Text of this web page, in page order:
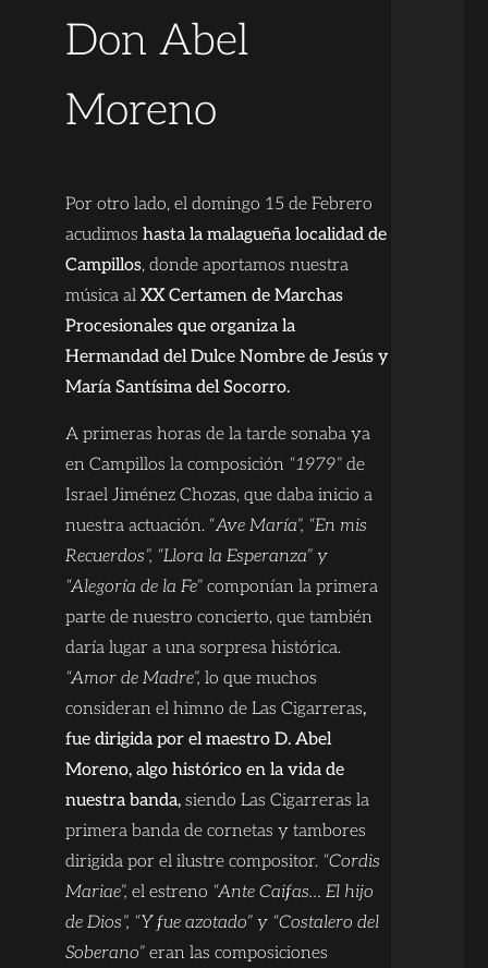
Don Abel
Moreno
Por otro lado, el domingo 15 de Febrero
acudimoshasta la malagueña localidad de
Campillos, donde aportamos nuestra
música alXX Certamen de Marchas
Procesionales que organiza la
Hermandad del Dulce Nombre de Jesús y
María Santísima del Socorro.
A primeras horas de la tarde sonaba ya
en Campillos la composición “1979” de
Israel Jiménez Chozas, que daba inicio a
nuestra actuación. “Ave María”, “En mis
Recuerdos”, “Llora la Esperanza” y
“Alegoría de la Fe” componían la primera
parte de nuestro concierto, que también
daría lugar a una sorpresa histórica.
“Amor de Madre”, lo que muchos
consideran el himno de Las Cigarreras,
fue dirigida por el maestro D. Abel
Moreno, algo histórico en la vida de
nuestra banda, siendo Las Cigarreras la
primera banda de cornetas y tambores
dirigida por el ilustre compositor. “Cordis
Mariae”, el estreno “Ante Caifas… El hijo
de Dios”, “Y fue azotado” y “Costalero del
Soberano” eran las composiciones